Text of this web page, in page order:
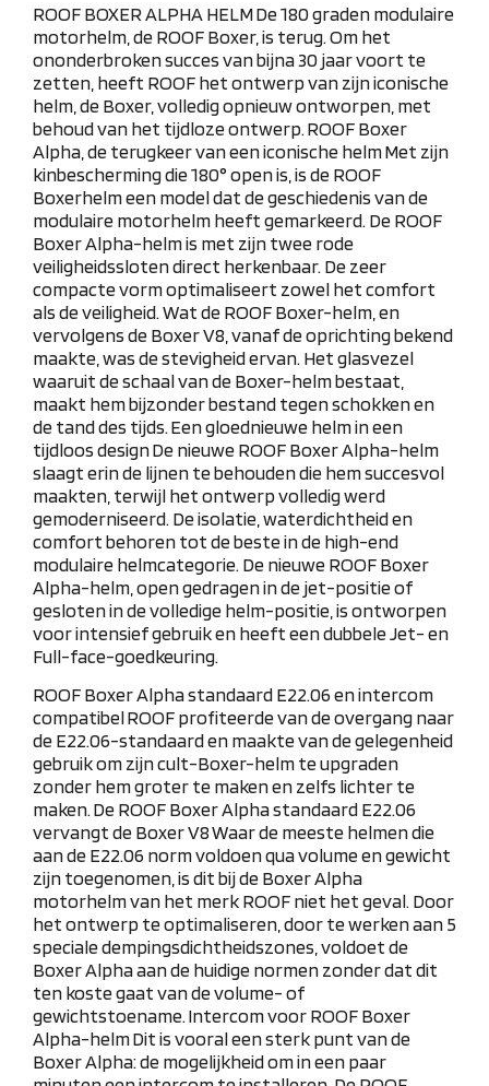
ROOF BOXER ALPHA HELMDe 180 graden modulaire
motorhelm, de ROOF Boxer, is terug. Om het
ononderbroken succes van bijna 30 jaar voort te
zetten, heeft ROOF het ontwerp van zijn iconische
helm, de Boxer, volledig opnieuw ontworpen, met
behoud van het tijdloze ontwerp.ROOF Boxer
Alpha, de terugkeer van een iconische helmMet zijn
kinbescherming die 180° open is, is de ROOF
Boxerhelm een ​​model dat de geschiedenis van de
modulaire motorhelm heeft gemarkeerd. De ROOF
Boxer Alpha-helm is met zijn twee rode
veiligheidssloten direct herkenbaar. De zeer
compacte vorm optimaliseert zowel het comfort
als de veiligheid. Wat de ROOF Boxer-helm, en
vervolgens de Boxer V8, vanaf de oprichting bekend
maakte, was de stevigheid ervan. Het glasvezel
waaruit de schaal van de Boxer-helm bestaat,
maakt hem bijzonder bestand tegen schokken en
de tand des tijds.Een gloednieuwe helm in een
tijdloos designDe nieuwe ROOF Boxer Alpha-helm
slaagt erin de lijnen te behouden die hem succesvol
maakten, terwijl het ontwerp volledig werd
gemoderniseerd. De isolatie, waterdichtheid en
comfort behoren tot de beste in de high-end
modulaire helmcategorie. De nieuwe ROOF Boxer
Alpha-helm, open gedragen in de jet-positie of
gesloten in de volledige helm-positie, is ontworpen
voor intensief gebruik en heeft een dubbele Jet- en
Full-face-goedkeuring.
ROOF Boxer Alpha standaard E22.06 en intercom
compatibelROOF profiteerde van de overgang naar
de E22.06-standaard en maakte van de gelegenheid
gebruik om zijn cult-Boxer-helm te upgraden
zonder hem groter te maken en zelfs lichter te
maken.De ROOF Boxer Alpha standaard E22.06
vervangt de Boxer V8Waar de meeste helmen die
aan de E22.06 norm voldoen qua volume en gewicht
zijn toegenomen, is dit bij de Boxer Alpha
motorhelm van het merk ROOF niet het geval. Door
het ontwerp te optimaliseren, door te werken aan 5
speciale dempingsdichtheidszones, voldoet de
Boxer Alpha aan de huidige normen zonder dat dit
ten koste gaat van de volume- of
gewichtstoename.Intercom voor ROOF Boxer
Alpha-helmDit is vooral een sterk punt van de
Boxer Alpha: de mogelijkheid om in een paar